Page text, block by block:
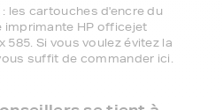
les cartouches d'encre du
HP officejet
Si vous voulez évitez la
suffit de commander ici.
5€
suivez notre actualité et
d’une remise de 5€sur votre 1ère